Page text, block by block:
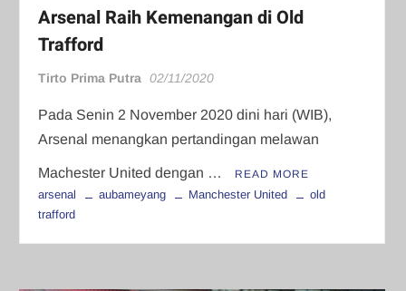
Arsenal Raih Kemenangan di Old
Trafford
Tirto Prima Putra 02/11/2020
Pada Senin 2 November 2020 dini hari (WIB),
Arsenal menangkan pertandingan melawan
Machester United dengan … READ MORE
arsenal aubameyang Manchester United
old
trafford